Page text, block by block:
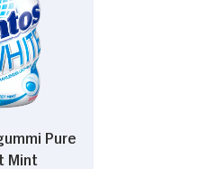
Pure
Mint